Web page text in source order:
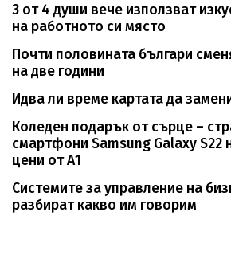
3 от 4 души вече използват
на работното си място
Почти половината българи
на две години
Идва ли време картата да
Коледен подарък от сърце –
смартфони Samsung Galaxy S22
цени от А1
Системите за управление на
разбират какво им говорим